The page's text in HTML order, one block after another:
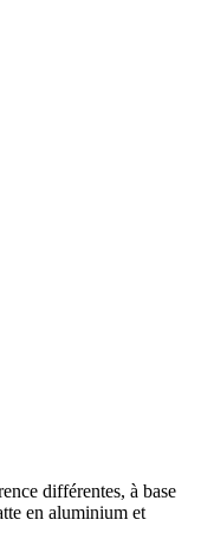
différentes, à base
en aluminium et